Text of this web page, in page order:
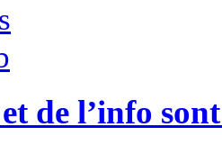
de l’info